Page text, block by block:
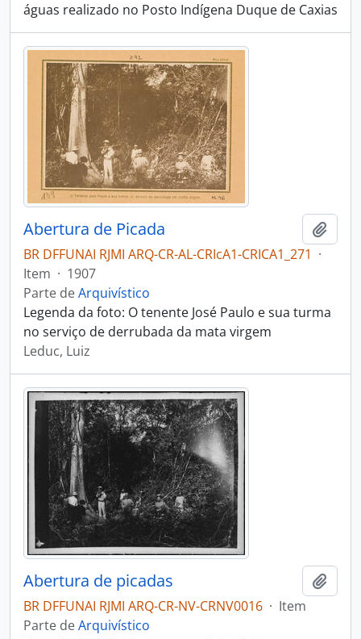
águas realizado no Posto Indígena Duque de Caxias
Abertura de Picada
BR DFFUNAI RJMI ARQ-CR-AL-CRIcA1-CRICA1_271 ·
Item · 1907
Parte deArquivístico
Legenda da foto: O tenente José Paulo e sua turma
no serviço de derrubada da mata virgem
Leduc, Luiz
Abertura de picadas
BR DFFUNAI RJMI ARQ-CR-NV-CRNV0016 · Item
Parte deArquivístico